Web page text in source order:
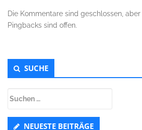
Die Kommentare sind geschlossen, aber
Pingbacks sind offen.
Untergeordnet
Seitenleiste
SUCHE
NEUESTE BEITRÄGE